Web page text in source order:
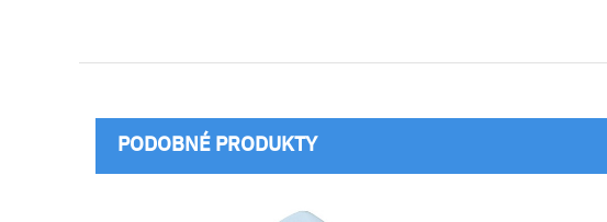
PODOBNÉ PRODUKTY